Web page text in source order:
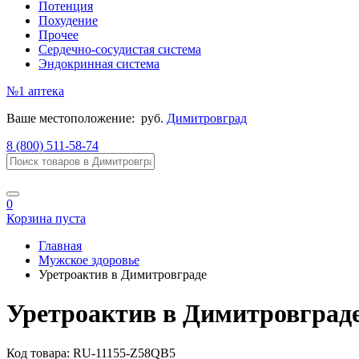
Потенция
Похудение
Прочее
Сердечно-сосудистая система
Эндокринная система
№1 аптека
Ваше местоположение: руб. Димитровград
8 (800) 511-58-74
0
Корзина пуста
Главная
Мужское здоровье
Уретроактив в Димитровграде
Уретроактив в
Код товара: RU-11155-Z58QB5